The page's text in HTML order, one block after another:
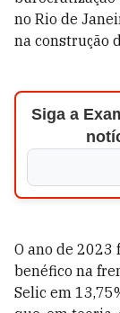
no Rio de
na construção
Siga a
O ano de
benéfico na
Selic em